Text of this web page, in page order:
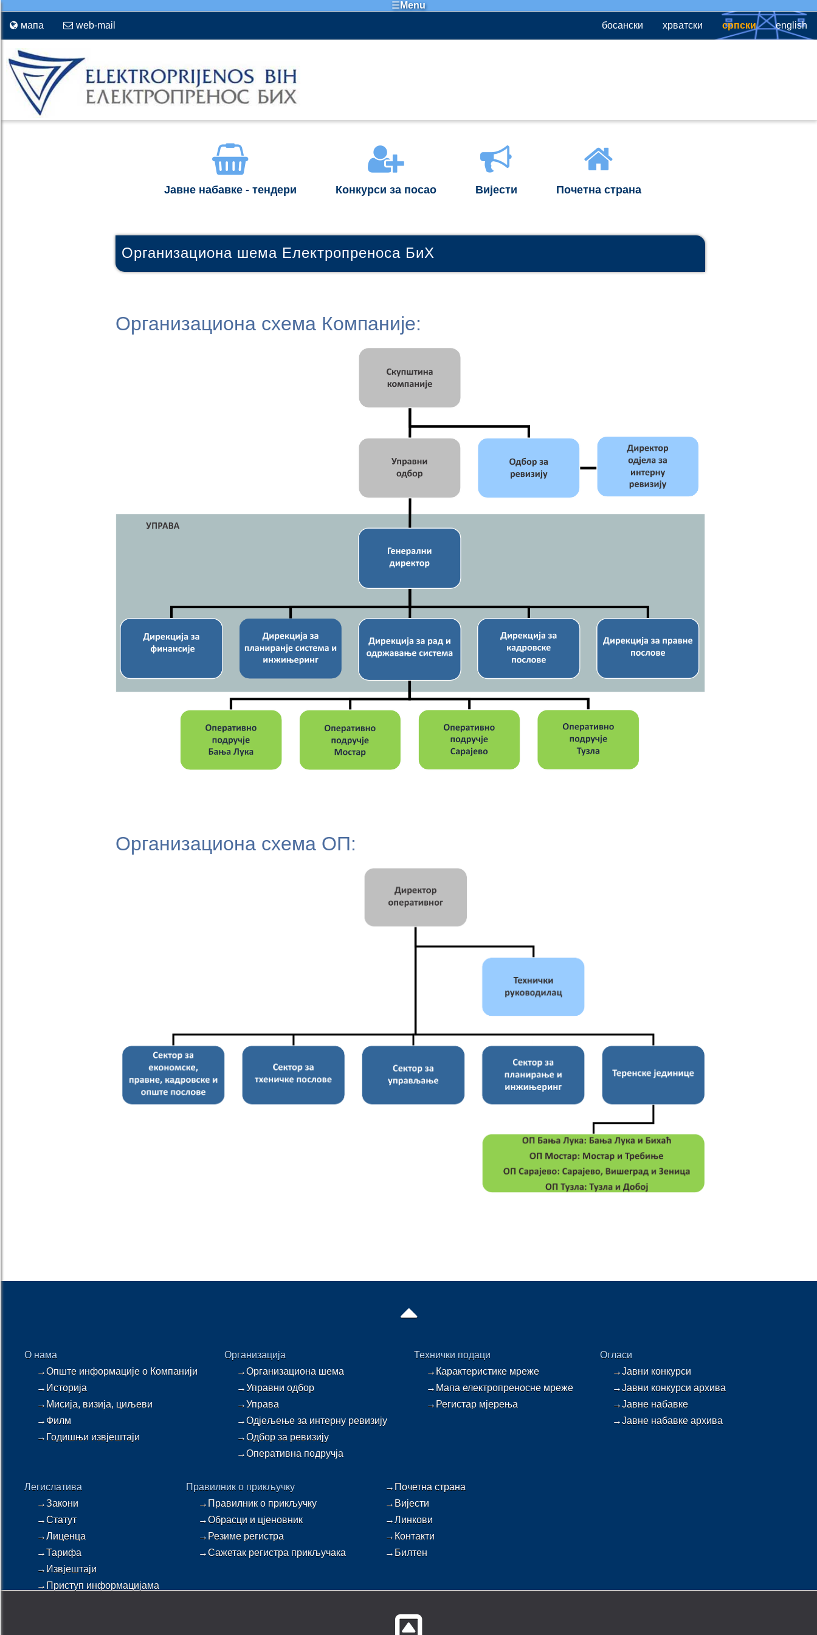
☰Menu
english
српски
хрватски
босански
мапа web-mail
Јавне набавке - тендери Конкурси за посао Вијести Почетна страна
Организациона шема Електропреноса БиХ
Организациона схема Компаније:
Организациона схема ОП:
О нама
→Опште информације о Компанији
→Историја
→Мисија, визија, циљеви
→Филм
→Годишњи извјештаји
Организација
→Организациона шема
→Управни одбор
→Управа
→Одјељење за интерну ревизију
→Одбор за ревизију
→Оперативна подручја
Технички подаци
→Карактеристике мреже
→Мапа електропреносне мреже
→Регистар мјерења
Огласи
→Јавни конкурси
→Јавни конкурси архива
→Јавне набавке
→Јавне набавке архива
Легислатива
→Закони
→Статут
→Лиценца
→Тарифа
→Извјештаји
→Приступ информацијама
Правилник о прикључку
→Правилник о прикључку
→Обрасци и цјеновник
→Резиме регистра
→Сажетак регистра прикључака
→Почетна страна
→Вијести
→Линкови
→Контакти
→Билтен